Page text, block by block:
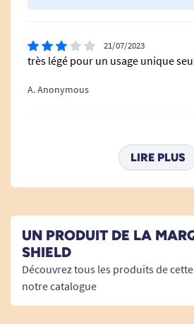
21/07/2023
très légé pour un usage unique
A. Anonymous
Conforme à l'attente
01/12/2020
Pratique. Juste faire attention à
de la visière.
A. Anonymous
LIRE PLUS
UN PRODUIT DE LA
SHIELD
Découvrez tous les produits de
notre catalogue